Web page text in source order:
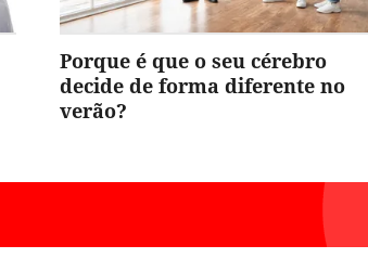
Porque é que o seu cérebro
decide de forma diferente no
verão?